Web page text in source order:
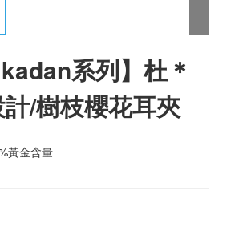
kadan系列】杜＊
計/樹枝櫻花耳夾
黃金含量